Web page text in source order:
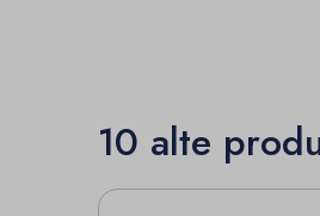
10 alte